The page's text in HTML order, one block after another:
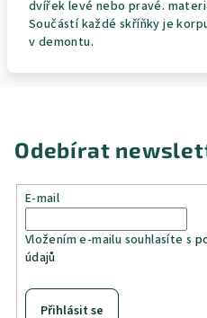
dvířek levé nebo pravé.
Součástí každé skříňky je
v demontu.
Odebírat
E-mail
Vložením e-mailu souhlasíte s
údajů
Přihlásit se